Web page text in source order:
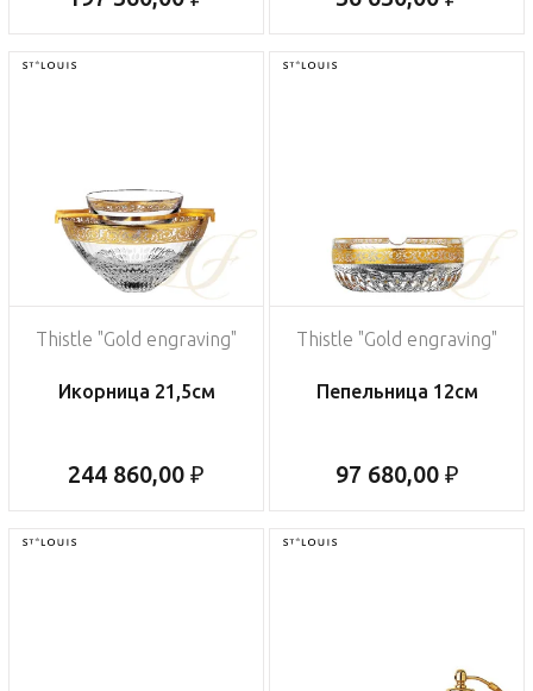
Thistle "Gold engraving"
Икорница 21,5см
244 860,00 ₽
Thistle "Gold engraving"
Пепельница 12см
97 680,00 ₽